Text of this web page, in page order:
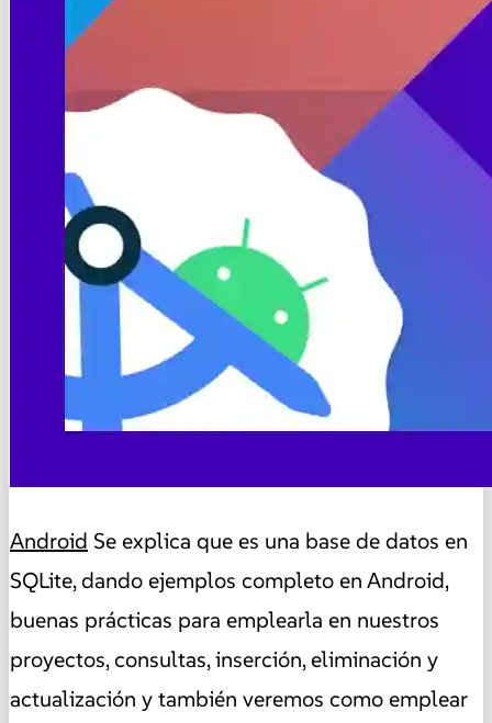
Android Se explica que es una base de datos en
SQLite, dando ejemplos completo en Android,
buenas prácticas para emplearla en nuestros
proyectos, consultas, inserción, eliminación y
actualización y también veremos como emplear